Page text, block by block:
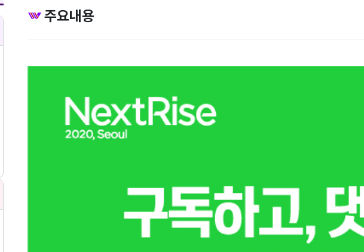
주요내용